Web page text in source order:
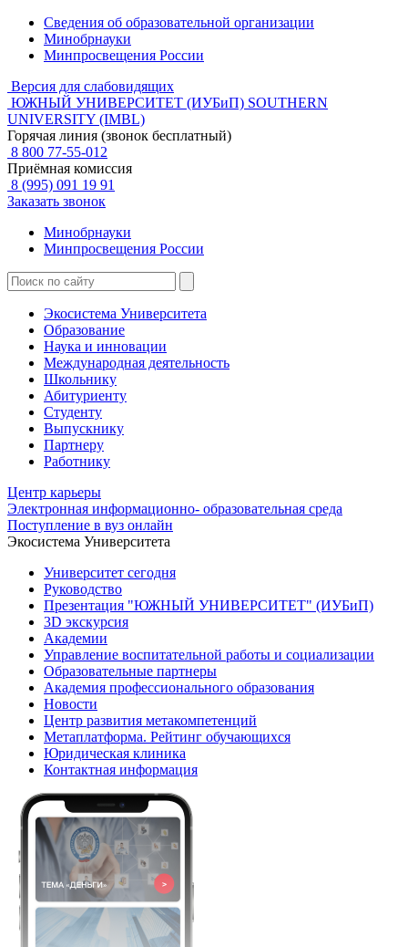
Сведения об образовательной организации
Минобрнауки
Минпросвещения России
Версия для слабовидящих
ЮЖНЫЙ УНИВЕРСИТЕТ (ИУБиП) SOUTHERN
UNIVERSITY (IMBL)
Горячая линия (звонок бесплатный)
8 800 77-55-012
Приёмная комиссия
8 (995) 091 19 91
Заказать звонок
Минобрнауки
Минпросвещения России
Экосистема Университета
Образование
Наука и инновации
Международная деятельность
Школьнику
Абитуриенту
Студенту
Выпускнику
Партнеру
Работнику
Центр карьеры
Электронная информационно- образовательная среда
Поступление в вуз онлайн
Экосистема Университета
Университет сегодня
Руководство
Презентация "ЮЖНЫЙ УНИВЕРСИТЕТ" (ИУБиП)
3D экскурсия
Академии
Управление воспитательной работы и социализации
Образовательные партнеры
Академия профессионального образования
Новости
Центр развития метакомпетенций
Метаплатформа. Рейтинг обучающихся
Юридическая клиника
Контактная информация